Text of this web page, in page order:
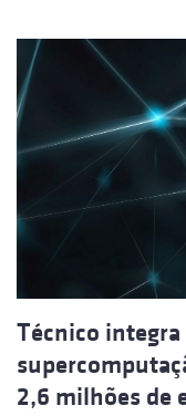
Técnico
2,6 milhões de